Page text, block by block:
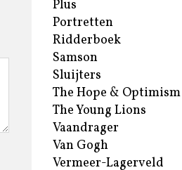
Plus
Portretten
Ridderboek
Samson
Sluijters
The Hope &
The Young Lions
Vaandrager
Van Gogh
Vermeer-Lagerveld